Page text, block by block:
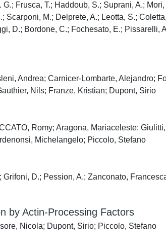
Frusca, T.; Haddoub, S.; Suprani, A.;
M.; Delprete, A.; Leotta, S.;
D.; Bordone, C.; Fochesato, E.; Pissarelli,
Andrea; Carnicer-Lombarte, Alejandro;
Nils; Franze, Kristian; Dupont, Sirio
Romy; Aragona, Mariaceleste;
Michelangelo; Piccolo, Stefano
D.; Pession, A.; Zanconato,
by Actin-Processing Factors
Nicola; Dupont, Sirio; Piccolo, Stefano